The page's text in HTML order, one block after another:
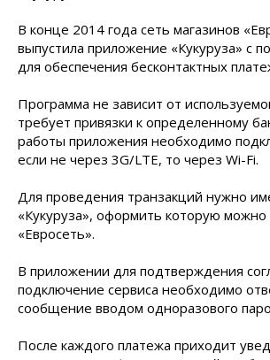
В конце 2014 года сеть магазинов
выпустила приложение «Кукуруза» с
для обеспечения бесконтактных
Программа не зависит от
требует привязки к определенному
работы приложения необходимо
если не через 3G/LTE, то через Wi-Fi.
Для проведения транзакций нужно
«Кукуруза», оформить которую можно
«Евросеть».
В приложении для подтверждения
подключение сервиса необходимо
сообщение вводом одноразового
​После каждого платежа приходит